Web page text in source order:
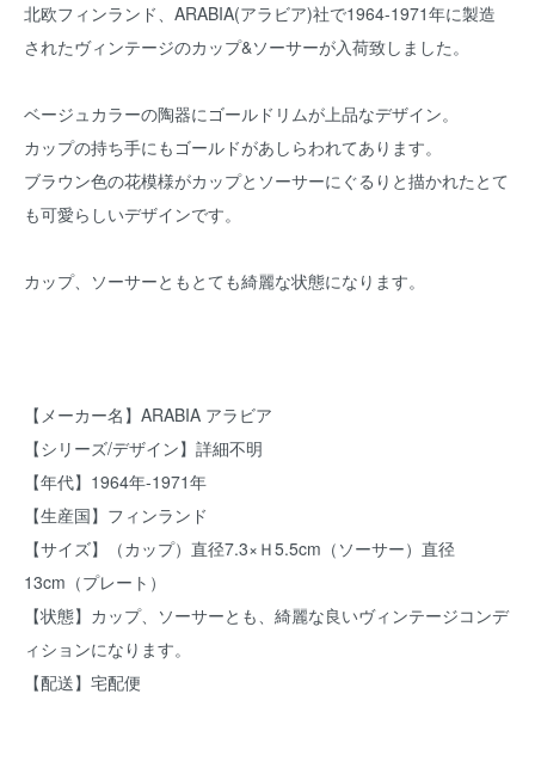
北欧フィンランド、ARABIA(アラビア)社で1964-1971年に製造
されたヴィンテージのカップ&ソーサーが入荷致しました。
ベージュカラーの陶器にゴールドリムが上品なデザイン。
カップの持ち手にもゴールドがあしらわれてあります。
ブラウン色の花模様がカップとソーサーにぐるりと描かれたとて
も可愛らしいデザインです。
カップ、ソーサーともとても綺麗な状態になります。
【メーカー名】ARABIA アラビア
【シリーズ/デザイン】詳細不明
【年代】1964年-1971年
【生産国】フィンランド
【サイズ】（カップ）直径7.3×Ｈ5.5cm（ソーサー）直径
13cm（プレート）
【状態】カップ、ソーサーとも、綺麗な良いヴィンテージコンデ
ィションになります。
【配送】宅配便